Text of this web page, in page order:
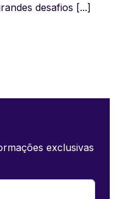
desafios [...]
exclusivas